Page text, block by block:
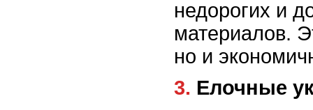
недорогих и
материалов.
но и
3. Елочные